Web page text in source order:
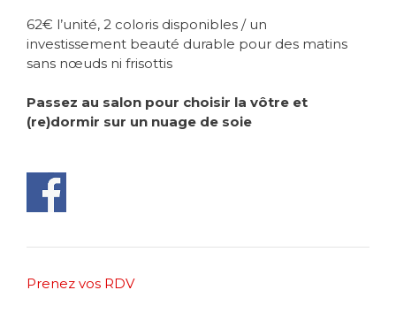
62€ l’unité, 2 coloris disponibles / un
investissement beauté durable pour des matins
sans nœuds ni frisottis
Passez au salon pour choisir la vôtre et
(re)dormir sur un nuage de soie
Post
Prenez vos RDV